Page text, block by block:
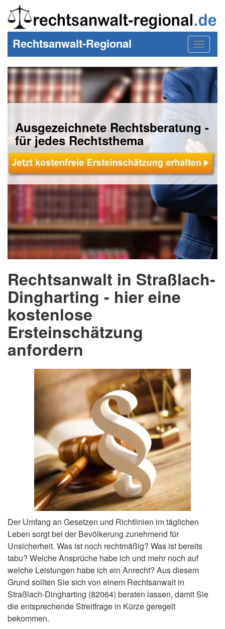
Toggle
Rechtsanwalt-Regional
Ausgezeichnete Rechtsberatung -
für jedes Rechtsthema
Rechtsanwalt in Straßlach-
Dingharting - hier eine
kostenlose
Ersteinschätzung
anfordern
Der Umfang an Gesetzen und Richtlinien im täglichen
Leben sorgt bei der Bevölkerung zunehmend für
Unsicherheit. Was ist noch rechtmäßig? Was ist bereits
tabu? Welche Ansprüche habe ich und mehr noch auf
welche Leistungen habe ich ein Anrecht? Aus diesem
Grund sollten Sie sich von einem Rechtsanwalt in
Straßlach-Dingharting (82064) beraten lassen, damit Sie
die entsprechende Streitfrage in Kürze geregelt
bekommen.